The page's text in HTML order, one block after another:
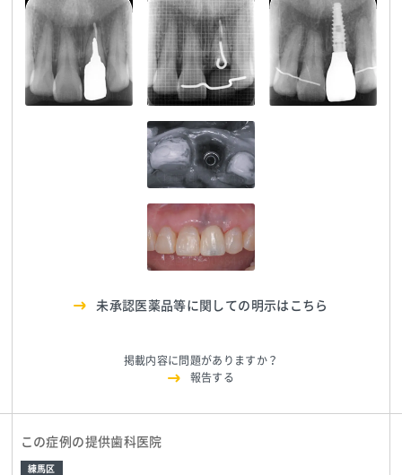
大塚歯科
TEL:0359038467 大塚歯科
TEL:0359038467 大塚歯科
TEL:0359038467
大塚歯科
TEL:0359038467
大塚歯科
TEL:0359038467
未承認医薬品等に関しての明示はこちら
掲載内容に問題がありますか？
報告する
この症例の提供歯科医院
練馬区